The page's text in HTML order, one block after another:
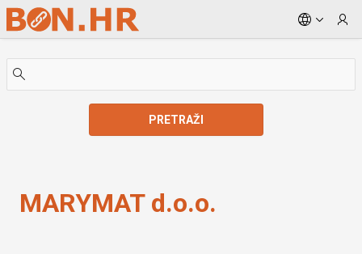
Skip to Main Content
PRETRAŽI
MARYMAT d.o.o.